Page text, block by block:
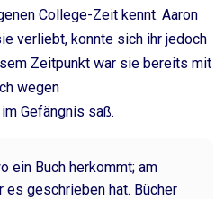
College-Zeit kennt. Aaron
verliebt, konnte sich ihr jedoch
Zeitpunkt war sie bereits mit
wegen
Gefängnis saß.
ein Buch herkommt; am
geschrieben hat. Bücher